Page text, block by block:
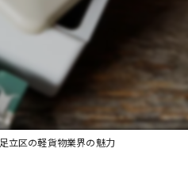
足立区の軽貨物業界の魅力